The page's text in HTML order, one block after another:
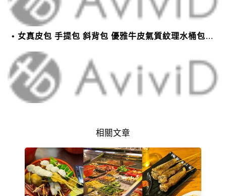
女真皮包 手提包 斜背包 優雅牛皮氣質紋理水桶包(2色)【XBO7950112】＊艾美時尚(現+預)
相關文章